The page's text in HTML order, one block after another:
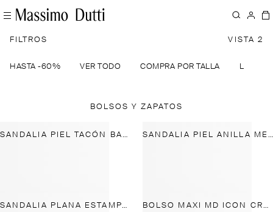
FILTROS VISTA 2
HASTA -60% VER TODO COMPRA POR TALLA
BOLSOS Y ZAPATOS
SANDALIA PIEL TACÓN BAJO - MADE IN SPAIN SANDALIA PIEL ANILLA METÁLICA
SANDALIA PLANA ESTAMPADA BOLSO MAXI MD ICON CRAQUELADO PIEL NAPA